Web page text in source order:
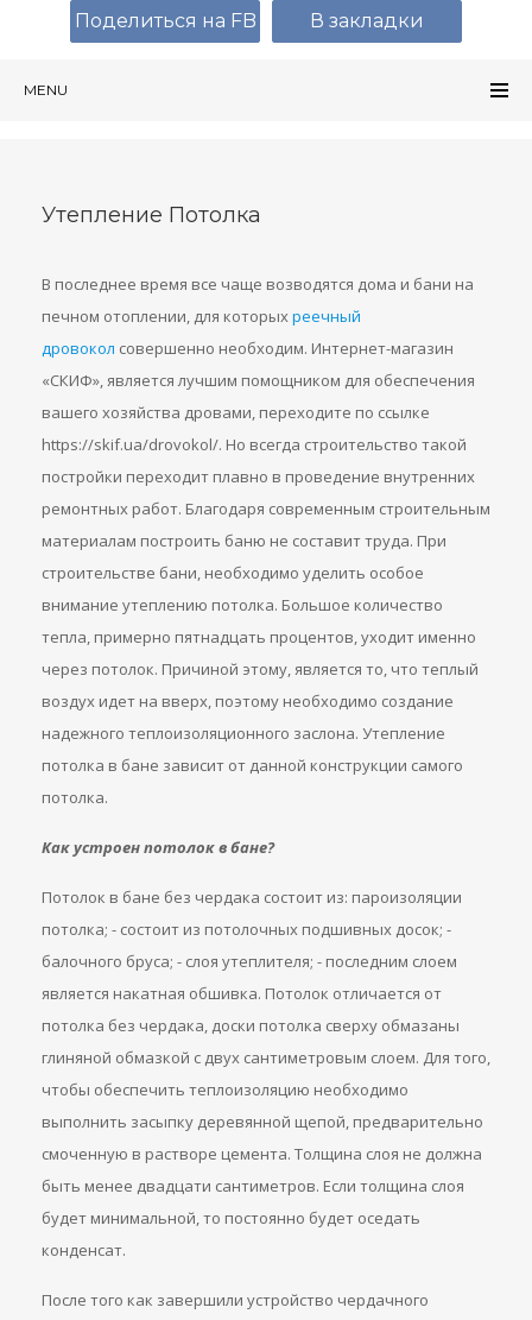
MENU
Утепление Потолка
В последнее время все чаще возводятся дома и бани на
печном отоплении, для которыхреечный
дровокол совершенно необходим. Интернет-магазин
«СКИФ», является лучшим помощником для обеспечения
вашего хозяйства дровами, переходите по ссылке
https://skif.ua/drovokol/. Но всегда строительство такой
постройки переходит плавно в проведение внутренних
ремонтных работ. Благодаря современным строительным
материалам построить баню не составит труда. При
строительстве бани, необходимо уделить особое
внимание утеплению потолка. Большое количество
тепла, примерно пятнадцать процентов, уходит именно
через потолок. Причиной этому, является то, что теплый
воздух идет на вверх, поэтому необходимо создание
надежного теплоизоляционного заслона. Утепление
потолка в бане зависит от данной конструкции самого
потолка.
Как устроен потолок в бане?
Потолок в бане без чердака состоит из: пароизоляции
потолка; - состоит из потолочных подшивных досок; -
балочного бруса; - слоя утеплителя; - последним слоем
является накатная обшивка. Потолок отличается от
потолка без чердака, доски потолка сверху обмазаны
глиняной обмазкой с двух сантиметровым слоем. Для того,
чтобы обеспечить теплоизоляцию необходимо
выполнить засыпку деревянной щепой, предварительно
смоченную в растворе цемента. Толщина слоя не должна
быть менее двадцати сантиметров. Если толщина слоя
будет минимальной, то постоянно будет оседать
конденсат.
После того как завершили устройство чердачного
Поделиться на FB В закладки